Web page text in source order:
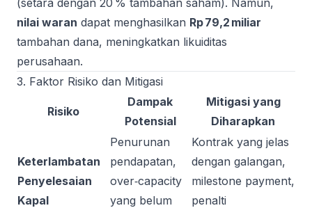
(setara dengan 20 % tambahan saham). Namun,
nilai waran dapat menghasilkan Rp 79,2 miliar
tambahan dana, meningkatkan likuiditas
perusahaan.
3. Faktor Risiko dan Mitigasi
Risiko
Dampak
Potensial
Mitigasi yang
Diharapkan
Keterlambatan
Penyelesaian
Kapal
Penurunan
pendapatan,
over‑capacity
yang belum
Kontrak yang jelas
dengan galangan,
milestone payment,
penalti